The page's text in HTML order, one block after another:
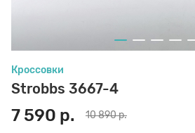
Кроссовки
Strobbs 3667-4
7 590 р. 10 890 р.
8 den
Полустельки
Пропитка